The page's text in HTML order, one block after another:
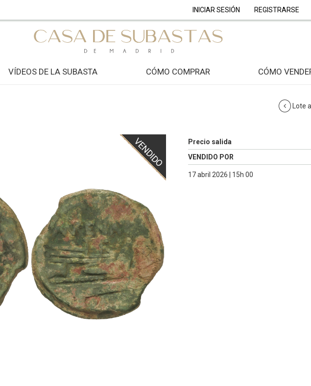
INICIAR SESIÓN REGISTRARSE
VÍDEOS DE LA SUBASTA CÓMO COMPRAR CÓMO
Lote
VENDIDO Precio salida
VENDIDO POR
17 abril 2026 | 15h 00